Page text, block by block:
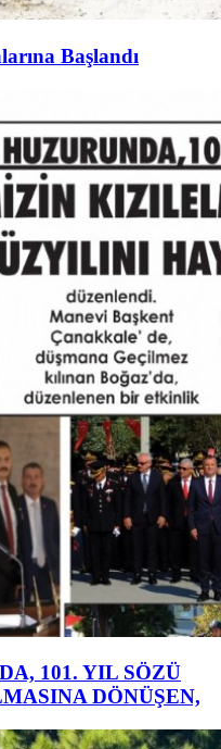
Başlandı
101. YIL SÖZÜ
DÖNÜŞEN,